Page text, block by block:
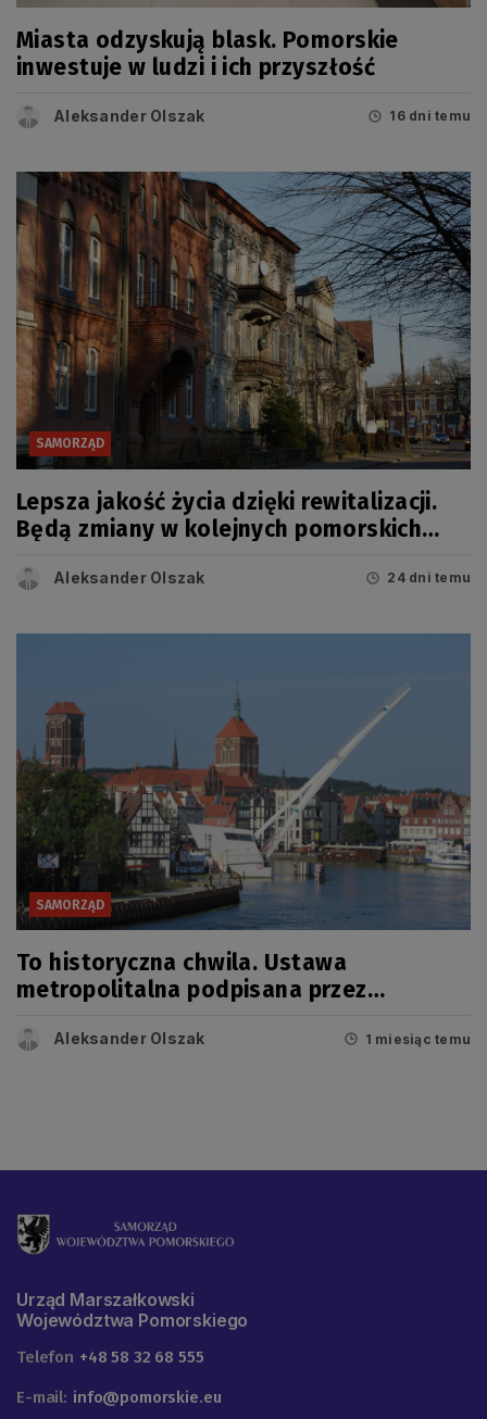
Miasta odzyskują blask. Pomorskie
inwestuje w ludzi i ich przyszłość
Aleksander Olszak 16 dni temu
SAMORZĄD
Lepsza jakość życia dzięki rewitalizacji.
Będą zmiany w kolejnych pomorskich
Aleksander Olszak 24 dni temu
SAMORZĄD
To historyczna chwila. Ustawa
metropolitalna podpisana przez
Aleksander Olszak 1 miesiąc temu
Urząd Marszałkowski
Województwa Pomorskiego
Telefon +48 58 32 68 555
E-mail: info@pomorskie.eu